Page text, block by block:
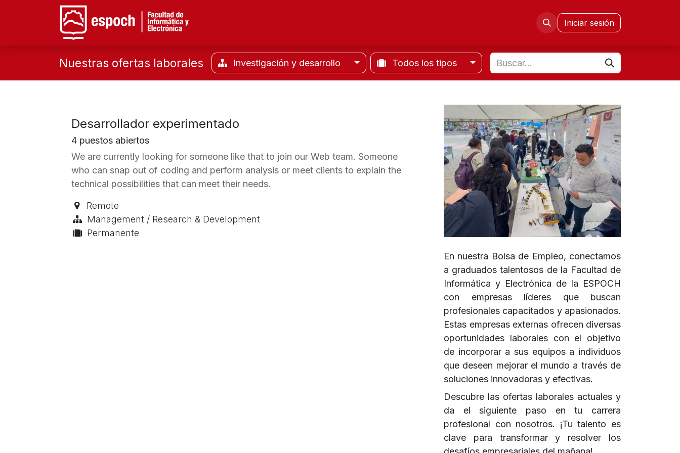
Congresos CISETDIniciar sesión
Nuestras ofertas laborales Investigación y desarrollo Todos los tipos
Desarrollador experimentado
4 puestos abiertos
We are currently looking for someone like that to join our Web team. Someone
who can snap out of coding and perform analysis or meet clients to explain the
technical possibilities that can meet their needs.
Remote
Management / Research & Development
Permanente
En nuestra Bolsa de Empleo, conectamos
a graduados talentosos de la Facultad de
Informática y Electrónica de la ESPOCH
con empresas líderes que buscan
profesionales capacitados y apasionados.
Estas empresas externas ofrecen diversas
oportunidades laborales con el objetivo
de incorporar a sus equipos a individuos
que deseen mejorar el mundo a través de
soluciones innovadoras y efectivas.
Descubre las ofertas laborales actuales y
da el siguiente paso en tu carrera
profesional con nosotros. ¡Tu talento es
clave para transformar y resolver los